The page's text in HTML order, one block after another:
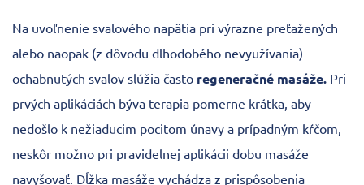
Na uvoľnenie svalového napätia pri výrazne preťažených
alebo naopak (z dôvodu dlhodobého nevyužívania)
ochabnutých svalov slúžia často regeneračné masáže. Pri
prvých aplikáciách býva terapia pomerne krátka, aby
nedošlo k nežiaducim pocitom únavy a prípadným kŕčom,
neskôr možno pri pravidelnej aplikácii dobu masáže
navyšovať. Dĺžka masáže vychádza z prispôsobenia